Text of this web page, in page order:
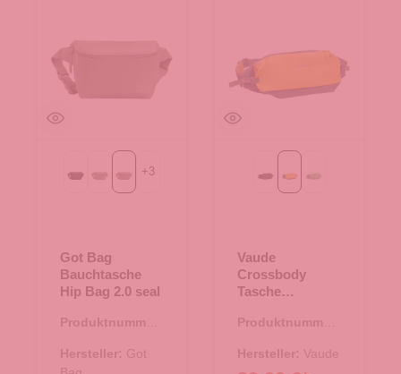
Blackbassseal
+3
Got Bag
Bauchtasche
Hip Bag 2.0 seal
Produktnummer:
Hersteller: Got
BlackBurnt Yellow
aloe vera
Vaude
Crossbody
Tasche
Burnt Yellow
Produktnummer:
Hersteller: Vaude